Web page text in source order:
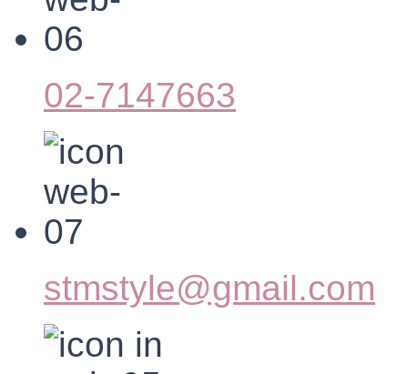
02-7147663
stmstyle@gmail.com